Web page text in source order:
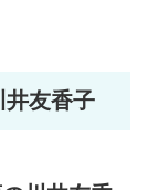
井友香子